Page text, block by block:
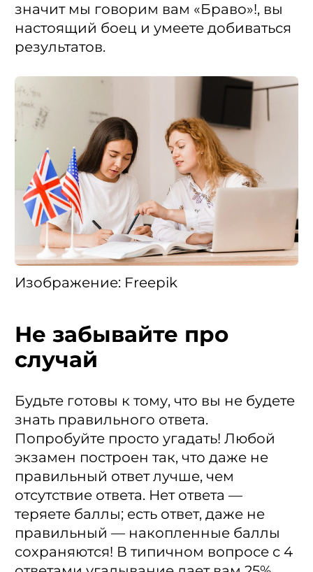
значит мы говорим вам «Браво»!, вы
настоящий боец и умеете добиваться
результатов.
Изображение: Freepik
Не забывайте про
случай
Будьте готовы к тому, что вы не будете
знать правильного ответа.
Попробуйте просто угадать! Любой
экзамен построен так, что даже не
правильный ответ лучше, чем
отсутствие ответа. Нет ответа —
теряете баллы; есть ответ, даже не
правильный — накопленные баллы
сохраняются! В типичном вопросе с 4